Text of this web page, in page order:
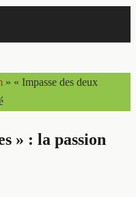
» « Impasse des deux
» : la passion